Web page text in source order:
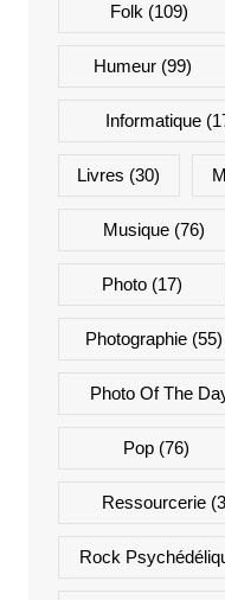
Folk (109)
Humeur (99)
Informatique
Livres (30)
Musique(76)
Photo(17)
Photographie(55)
Photo Of The
Pop(76)
Ressourcerie
Rock